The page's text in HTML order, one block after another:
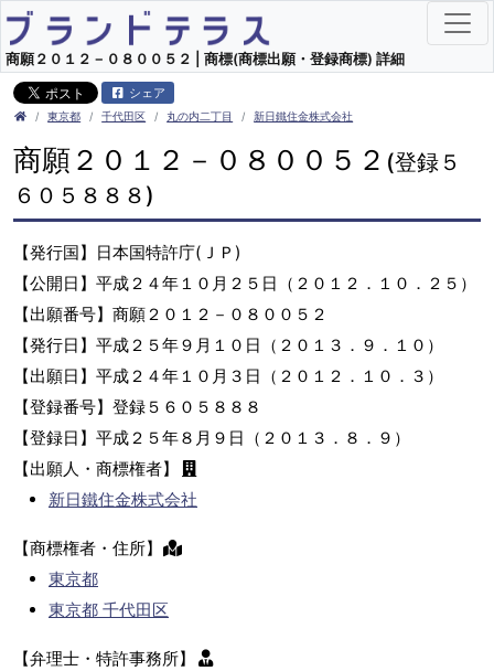
商願２０１２－０８００５２ | 商標(商標出願・登録商標) 詳細
シェア
東京都 千代田区 丸の内二丁目 新日鐵住金株式会社
商願２０１２－０８００５２ (登録５
６０５８８８)
【発行国】日本国特許庁(ＪＰ)
【公開日】平成２４年１０月２５日（２０１２．１０．２５）
【出願番号】商願２０１２－０８００５２
【発行日】平成２５年９月１０日（２０１３．９．１０）
【出願日】平成２４年１０月３日（２０１２．１０．３）
【登録番号】登録５６０５８８８
【登録日】平成２５年８月９日（２０１３．８．９）
【出願人・商標権者】
新日鐵住金株式会社
【商標権者・住所】
東京都
東京都 千代田区
【弁理士・特許事務所】